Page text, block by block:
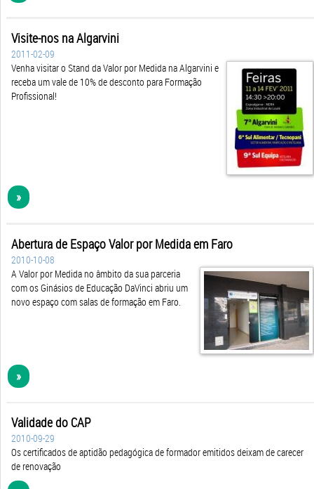
Visite-nos na Algarvini
2011-02-09
Venha visitar o Stand da Valor por Medida na Algarvini e
receba um vale de 10% de desconto para Formação
Profissional!
»
Abertura de Espaço Valor por Medida em Faro
2010-10-08
A Valor por Medida no âmbito da sua parceria
com os Ginásios de Educação DaVinci abriu um
novo espaço com salas de formação em Faro.
»
Validade do CAP
2010-09-29
Os certificados de aptidão pedagógica de formador emitidos deixam de carecer
de renovação